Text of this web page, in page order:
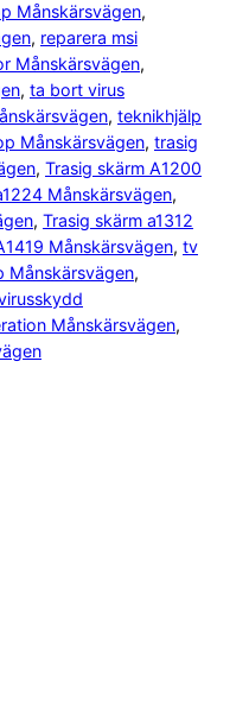
Månskärsvägen
, reparera msi
Månskärsvägen
, ta bort virus
, teknikhjälp
Månskärsvägen, trasig
, Trasig skärm A1200
Månskärsvägen
, Trasig skärm a1312
Månskärsvägen, tv
Månskärsvägen
Månskärsvägen